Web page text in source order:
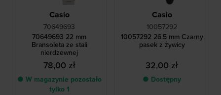
Casio
70649693
70649693 22 mm
Bransoleta ze stali
nierdzewnej
78,00 zł
● W magazynie pozostało
tylko 1
Casio
10057292
10057292 26.5 mm Czarny
pasek z żywicy
32,00 zł
● Dostępny